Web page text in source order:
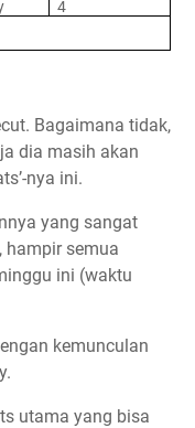
4
Bagaimana tidak,
dia masih akan
nya ini.
yang sangat
hampir semua
ini (waktu
kemunculan
utama yang bisa